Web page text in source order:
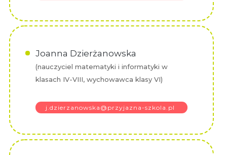
Joanna Dzierżanowska
(nauczyciel matematyki i informatyki w
klasach IV-VIII, wychowawca klasy VI)
j.dzierzanowska@przyjazna-szkola.pl